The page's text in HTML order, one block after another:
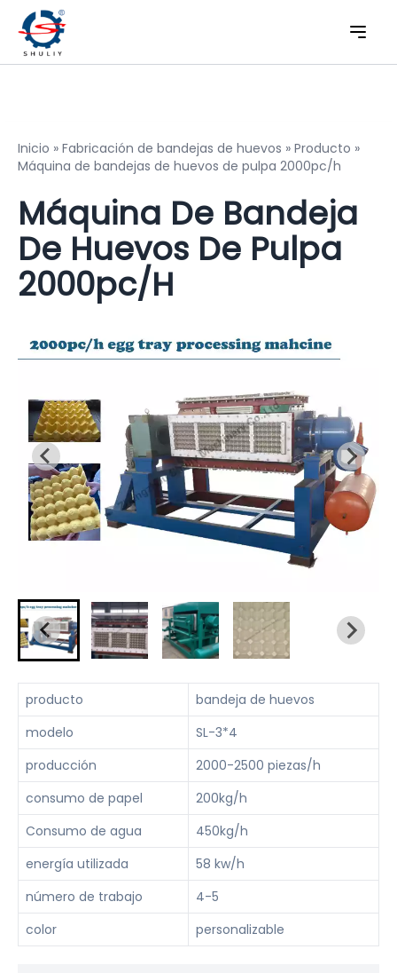
Inicio » Fabricación de bandejas de huevos » Producto »
Máquina de bandejas de huevos de pulpa 2000pc/h
Máquina De Bandeja
De Huevos De Pulpa
2000pc/h
producto
bandeja de huevos
modelo
SL-3*4
producción
2000-2500 piezas/h
consumo de papel
200kg/h
Consumo de agua
450kg/h
energía utilizada
58 kw/h
número de trabajo
4-5
color
personalizable